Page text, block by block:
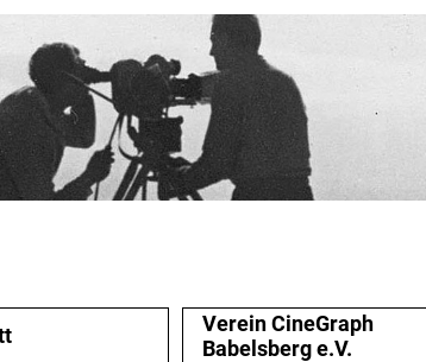
Verein CineGraph
Babelsberg e.V.